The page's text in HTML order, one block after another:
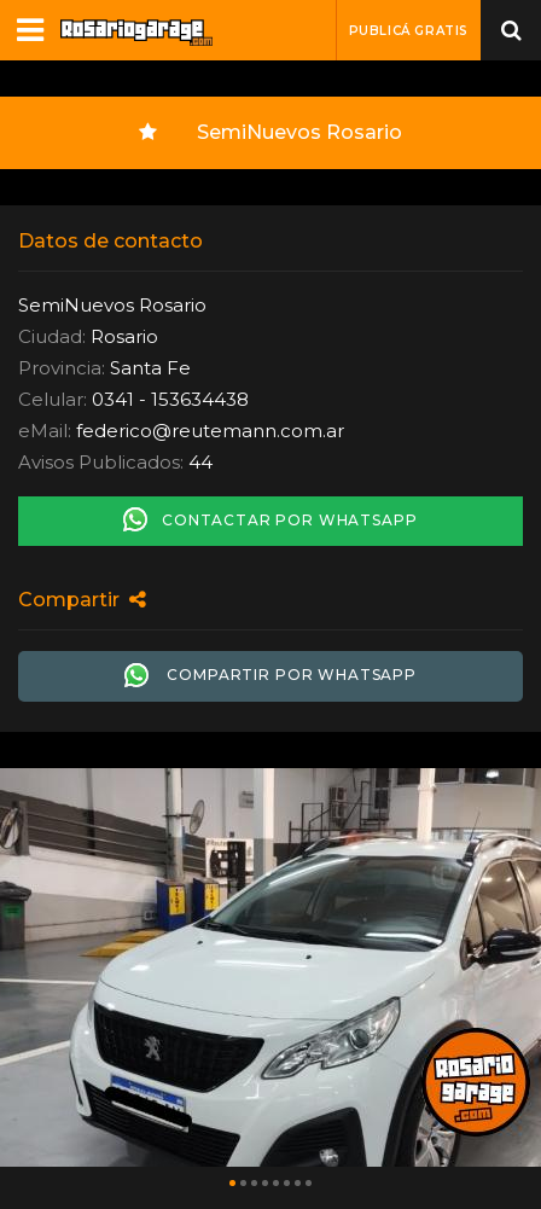
PUBLICÁ GRATIS
SemiNuevos Rosario
Datos de contacto
SemiNuevos Rosario
Ciudad: Rosario
Provincia: Santa Fe
Celular: 0341 - 153634438
eMail: federico@reutemann.com.ar
Avisos Publicados: 44
CONTACTAR POR WHATSAPP
Compartir
COMPARTIR POR WHATSAPP